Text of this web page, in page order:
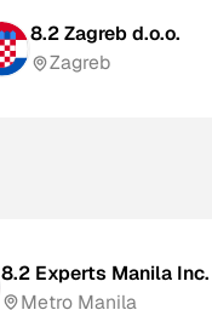
8.2 Zagreb d.o.o.
Zagreb
8.2 Experts Manila Inc.
Metro Manila